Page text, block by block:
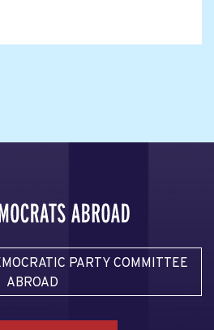
PARTY COMMITTEE
ABROAD